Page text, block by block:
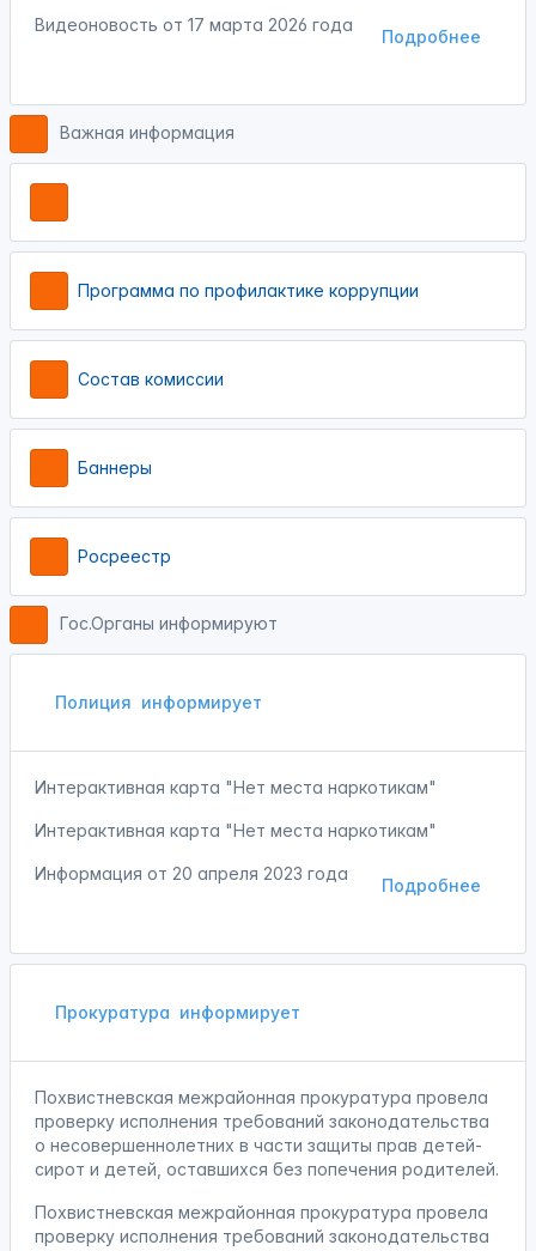
Подробнее
Видеоновость от 17 марта 2026 года
Важная информация
Программа по профилактике коррупции
Состав комиссии
Баннеры
Росреестр
Гос.Органы информируют
Полиция информирует
Интерактивная карта "Нет места наркотикам"
Интерактивная карта "Нет места наркотикам"
Подробнее
Информация от 20 апреля 2023 года
Прокуратура информирует
Похвистневская межрайонная прокуратура провела
проверку исполнения требований законодательства
о несовершеннолетних в части защиты прав детей-
сирот и детей, оставшихся без попечения родителей.
Похвистневская межрайонная прокуратура провела
проверку исполнения требований законодательства